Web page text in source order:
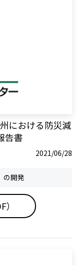
における防災減
告書
2021/06/28
の開発